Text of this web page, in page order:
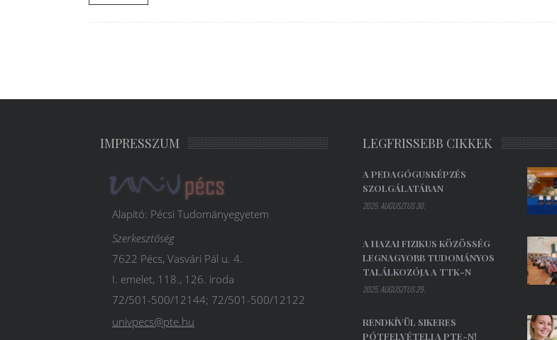
IMPRESSZUM
Alapító: Pécsi Tudományegyetem
Szerkesztőség
7622 Pécs, Vasvári Pál u. 4.
I. emelet, 118., 126. iroda
72/501-500/12144; 72/501-500/12122
univpecs@pte.hu
LEGFRISSEBB CIKKEK
A PEDAGÓGUSKÉPZÉS
SZOLGÁLATÁBAN
2025. AUGUSZTUS 30.
A HAZAI FIZIKUS KÖZÖSSÉG
LEGNAGYOBB TUDOMÁNYOS
TALÁLKOZÓJA A TTK-N
2025. AUGUSZTUS 29.
RENDKÍVÜL SIKERES
PÓTFELVÉTELI A PTE-N!